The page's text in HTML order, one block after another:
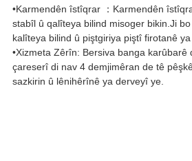
•Karmendên îstîqrar ：Karmendên
stabîl û qalîteya bilind misoger bikin.Ji
kalîteya bilind û piştgiriya piştî firotanê ya
•Xizmeta Zêrîn: Bersiva banga karûbarê
çareserî di nav 4 demjimêran de tê
sazkirin û lênihêrînê ya derveyî ye.